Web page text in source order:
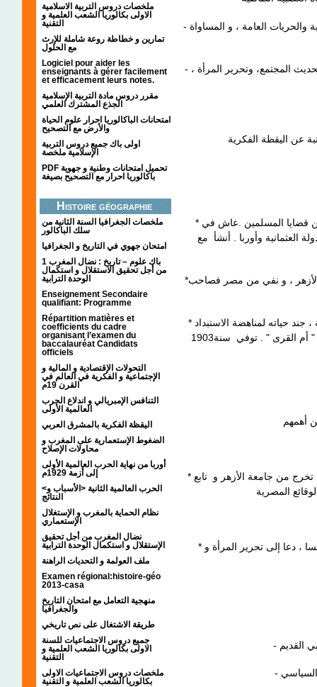
ملخصات دروس التربية الاسلامية
الاولى بكالوريا الشعب العلمية و
التقنية
تمارين و خطاطة روعة شاملة للإرث
مع الحلول
Logiciel pour aider les
enseignants à gérer facilement
et efficacement leurs notes.
مقرر دروس مادة التربية الإسلامية
الجذع المشترك العلمي
امتحانات الباكالوريا احرار علوم الحياة
والأرض مع التصحيح
اولى باك جميع دروس التربية
الإسلامية ملخصة
PDF تحميل امتحانات وطنية و جهوية
باكالوريا احرار مع التصحيح بصيغة
Histoire géographie
ملخصات الجغرافيا السنة الثانية من
سلك الباكالور
امتحان جهوي في التاريخ و الجغرافيا
1 باك علوم – تاريخ : نضال المغرب
من أجل تحقيق الاستقلال و استكمال
الوحدة الترابية
Enseignement Secondaire
qualifiant: Programme
Répartition matières et
coefficients du cadre
organisant l’examen du
baccalauréat Candidats
officiels
التحولات الإقتصادية و المالية و
الإجتماعية و الفكرية في العالم في
القرن 19م
التنافس الإمبريالي و اندلاع الحرب
العالمية الأولى
اليقظة الفكرية بالمشرق العربي
الضغوط الإستعمارية على المغرب و
محاولات الإصلاح
أوربا من نهاية الحرب العالمية الأولى
إلى أزمة 1929م
<الحرب العالمية الثانية <الأسباب و
النتائج
نظام الحماية بالمغرب و الإستغلال
الإستعماري
نضال المغرب من أجل تحقيق
الإستقلال و استكمال الوحدة الترابية
ملف العولمة و التحديات الراهنة
Examen régional:histoire-géo
2013-casa
منهجية التعامل مع امتحان التاريخ
والجغرافيا
طريقة الاشتغال على نص تاريخي
جميع دروس الاجتماعيات للسنة
الاولى بكالوريا الشعب العلمية و
التقنية
ملخصات دروس الاجتماعيات الاولى
بكالوريا الشعب العلمية و التقنية
- في الميدان السياسي : المطالبة بالديمقراطية السياسية والحريات العامة ، و المساواة
- في الميدان الاجتماعي :الاهتمام بالتربية و التعليم ، و تحديث المجتمع، وتحرير المرأة ،
* جمال الدين الأفغاني : مفكر إسلامي إصلاحي دافع عن قضايا المسلمين .عاش في
العثمانية وأوربا . أنشأ مع
*محمد عبده : مفكر سلفي مصري ، تخرج من جامعة الأزهر ، و نفي من مصر فصاحب
* عبد الرحمان الكواكبي : مفكر سوري من عصر النهضة ، جند حياته لمناهضة الاستبداد
القرى " . توفي سنة1903
* رفاعة الطهطاوي : مفكر مصري عاش في القرن 19 . تخرج من جامعة الأزهر و تابع
* قاسم أمين :مفكر مصري ، تابع دراسته الحقوقية بفرنسا ، دعا إلى تحرير المرأة و